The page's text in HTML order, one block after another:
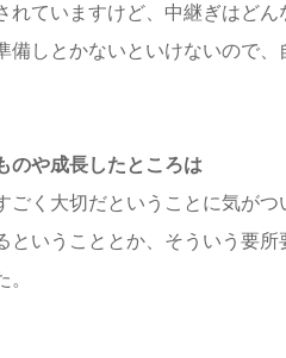
れていますけど、中継ぎはど
備しとかないといけないので
や成長したところは
ごく大切だということに気が
ということとか、そういう要